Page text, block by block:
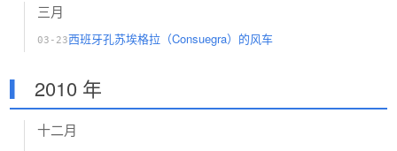
三月
03-23西班牙孔苏埃格拉（Consuegra）的风车
2010 年
十二月